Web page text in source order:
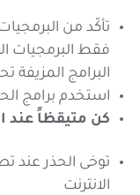
تأكّد من
فقط البرمجيات
البرامج
استخدم برامج
كن متيقظاً عند
توخى الحذر عند
الانترنت